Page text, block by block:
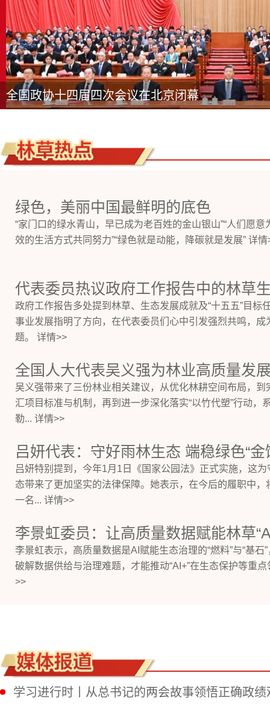
全国政协十四届四次会议在北京闭幕
绿色，美丽中国最鲜明的底色
“家门口的绿水青山，早已成为老百姓的金山银山”“人们愿意
效的生活方式共同努力”“绿色就是动能，降碳就是发展” 详情
代表委员热议政府工作报告中的林草
政府工作报告多处提到林草、生态发展成就及“十五五”目标
事业发展指明了方向，在代表委员们心中引发强烈共鸣，成
题。 详情>>
吴义强带来了三份林业相关建议，从优化林耕空间布局，到
汇项目标准与机制，再到进一步深化落实“以竹代塑”行动，
勒... 详情>>
吕妍代表：守好雨林生态 端稳绿色“金
吕妍特别提到，今年1月1日《国家公园法》正式实施，这为
态带来了更加坚实的法律保障。她表示，在今后的履职中，
一名... 详情>>
李景虹委员：让高质量数据赋能林草
李景虹表示，高质量数据是AI赋能生态治理的“燃料”与“基石
破解数据供给与治理难题，才能推动“AI+”在生态保护等重点
>>
学习进行时丨从总书记的两会故事领悟正确政绩